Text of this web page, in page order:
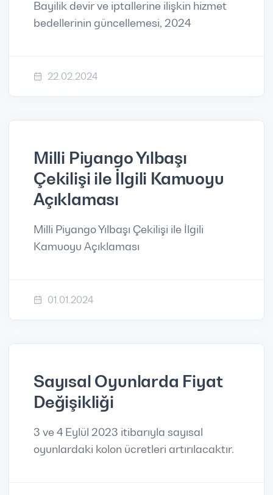
Bayilik devir ve iptallerine ilişkin hizmet
bedellerinin güncellemesi, 2024
22.02.2024
Milli Piyango Yılbaşı
Çekilişi ile İlgili Kamuoyu
Açıklaması
Milli Piyango Yılbaşı Çekilişi ile İlgili
Kamuoyu Açıklaması
01.01.2024
Sayısal Oyunlarda Fiyat
Değişikliği
3 ve 4 Eylül 2023 itibarıyla sayısal
oyunlardaki kolon ücretleri artırılacaktır.